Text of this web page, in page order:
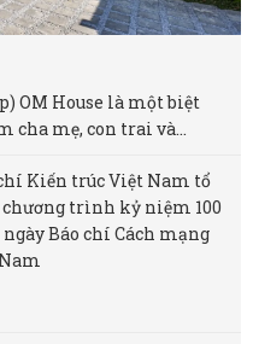
OM House là một biệt
cha mẹ, con trai và...
Kiến trúc Việt Nam tổ
chương trình kỷ niệm 100
Báo chí Cách mạng